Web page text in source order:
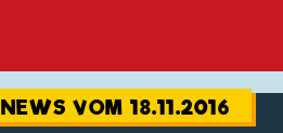
NEWS VOM 18.11.2016